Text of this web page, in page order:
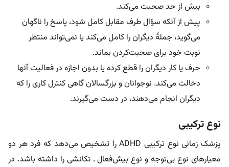
بیش از حد صحبت می‌کند.
پیش از آنکه سؤال طرف مقابل کامل شود، پاسخ را ناگهان
می‌گوید، جملۀ دیگران را کامل می‌کند یا نمی‌تواند منتظر
نوبت خود برای صحبت‌کردن بماند.
حرف یا کار دیگران را قطع کرده یا بدون اجازه در فعالیت آنها
دخالت می‌کند. نوجوانان و بزرگسالان گاهی کنترل کاری را که
دیگران انجام می‌دهند، در دست می‌گیرند.
نوع ترکیبی
پزشک زمانی نوع ترکیبی ADHD را تشخیص می‌دهد که فرد هر دو
معیارهای نوع بی‌توجه و نوع بیش‌فعال ـ تکانشی را داشته باشد. در